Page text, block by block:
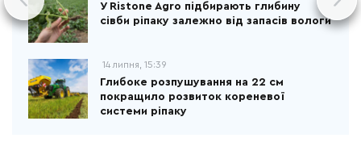
У Ristone Agro підбирають глибину
сівби ріпаку залежно від запасів вологи
14 липня, 15:39
Глибоке розпушування на 22 см
покращило розвиток кореневої
системи ріпаку